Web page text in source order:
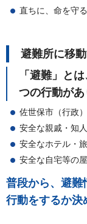
直ちに、命を守
避難所に移
「避難」と
つの行動があ
佐世保市（行政
安全な親戚・知
安全なホテル・
安全な自宅等の
普段から、避難
行動をするか決